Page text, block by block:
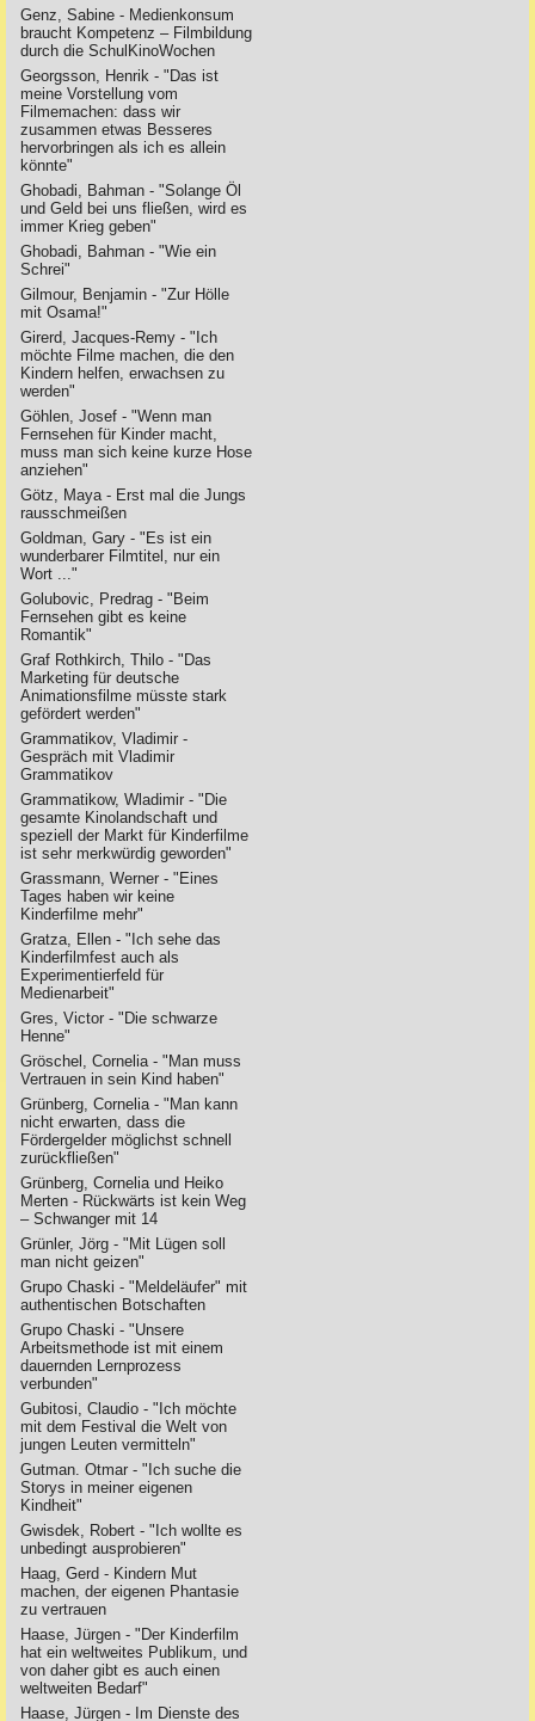
Genz, Sabine - Medienkonsum
braucht Kompetenz – Filmbildung
durch die SchulKinoWochen
Georgsson, Henrik - "Das ist
meine Vorstellung vom
Filmemachen: dass wir
zusammen etwas Besseres
hervorbringen als ich es allein
könnte"
Ghobadi, Bahman - "Solange Öl
und Geld bei uns fließen, wird es
immer Krieg geben"
Ghobadi, Bahman - "Wie ein
Schrei"
Gilmour, Benjamin - "Zur Hölle
mit Osama!"
Girerd, Jacques-Remy - "Ich
möchte Filme machen, die den
Kindern helfen, erwachsen zu
werden"
Göhlen, Josef - "Wenn man
Fernsehen für Kinder macht,
muss man sich keine kurze Hose
anziehen"
Götz, Maya - Erst mal die Jungs
rausschmeißen
Goldman, Gary - "Es ist ein
wunderbarer Filmtitel, nur ein
Wort ..."
Golubovic, Predrag - "Beim
Fernsehen gibt es keine
Romantik"
Graf Rothkirch, Thilo - "Das
Marketing für deutsche
Animationsfilme müsste stark
gefördert werden"
Grammatikov, Vladimir -
Gespräch mit Vladimir
Grammatikov
Grammatikow, Wladimir - "Die
gesamte Kinolandschaft und
speziell der Markt für Kinderfilme
ist sehr merkwürdig geworden"
Grassmann, Werner - "Eines
Tages haben wir keine
Kinderfilme mehr"
Gratza, Ellen - "Ich sehe das
Kinderfilmfest auch als
Experimentierfeld für
Medienarbeit"
Gres, Victor - "Die schwarze
Henne"
Gröschel, Cornelia - "Man muss
Vertrauen in sein Kind haben"
Grünberg, Cornelia - "Man kann
nicht erwarten, dass die
Fördergelder möglichst schnell
zurückfließen"
Grünberg, Cornelia und Heiko
Merten - Rückwärts ist kein Weg
– Schwanger mit 14
Grünler, Jörg - "Mit Lügen soll
man nicht geizen"
Grupo Chaski - "Meldeläufer" mit
authentischen Botschaften
Grupo Chaski - "Unsere
Arbeitsmethode ist mit einem
dauernden Lernprozess
verbunden"
Gubitosi, Claudio - "Ich möchte
mit dem Festival die Welt von
jungen Leuten vermitteln"
Gutman. Otmar - "Ich suche die
Storys in meiner eigenen
Kindheit"
Gwisdek, Robert - "Ich wollte es
unbedingt ausprobieren"
Haag, Gerd - Kindern Mut
machen, der eigenen Phantasie
zu vertrauen
Haase, Jürgen - "Der Kinderfilm
hat ein weltweites Publikum, und
von daher gibt es auch einen
weltweiten Bedarf"
Haase, Jürgen - Im Dienste des